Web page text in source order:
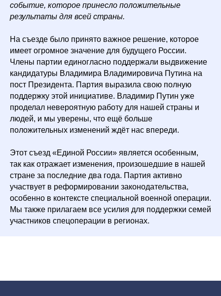
событие, которое принесло положительные
результаты для всей страны.
На съезде было принято важное решение, которое
имеет огромное значение для будущего России.
Члены партии единогласно поддержали выдвижение
кандидатуры Владимира Владимировича Путина на
пост Президента. Партия выразила свою полную
поддержку этой инициативе. Владимир Путин уже
проделал невероятную работу для нашей страны и
людей, и мы уверены, что ещё больше
положительных изменений ждёт нас впереди.
Этот съезд «Единой России» является особенным,
так как отражает изменения, произошедшие в нашей
стране за последние два года. Партия активно
участвует в реформировании законодательства,
особенно в контексте специальной военной операции.
Мы также прилагаем все усилия для поддержки семей
участников спецоперации в регионах.